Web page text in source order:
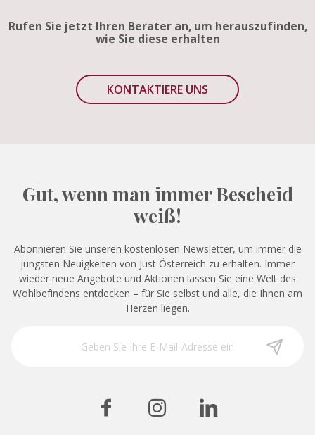
Rufen Sie jetzt Ihren Berater an, um herauszufinden,
wie Sie diese erhalten
KONTAKTIERE UNS
Gut, wenn man immer Bescheid
weiß!
Abonnieren Sie unseren kostenlosen Newsletter, um immer die
jüngsten Neuigkeiten von Just Österreich zu erhalten. Immer
wieder neue Angebote und Aktionen lassen Sie eine Welt des
Wohlbefindens entdecken – für Sie selbst und alle, die Ihnen am
Herzen liegen.